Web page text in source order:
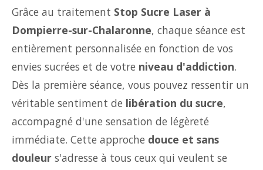
Grâce au traitement Stop Sucre Laser à
Dompierre-sur-Chalaronne, chaque séance est
entièrement personnalisée en fonction de vos
envies sucrées et de votre niveau d'addiction.
Dès la première séance, vous pouvez ressentir un
véritable sentiment de libération du sucre,
accompagné d'une sensation de légèreté
immédiate. Cette approche douce et sans
douleur s'adresse à tous ceux qui veulent se